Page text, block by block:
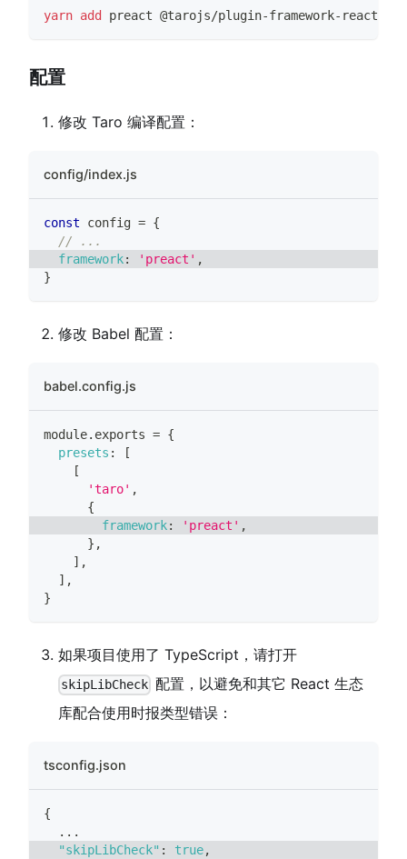
yarn add preact @tarojs/plugin-framework-react
配置
修改 Taro 编译配置：
config/index.js
const config = {
// ...
framework: 'preact' ,
}
修改 Babel 配置：
babel.config.js
module. exports = {
presets :
[
[
'taro' ,
{
framework: 'preact' ,
} ,
] ,
] ,
}
如果项目使用了 TypeScript，请打开
skipLibCheck 配置，以避免和其它 React 生态
库配合使用时报类型错误：
tsconfig.json
{
...
"skipLibCheck" : true,